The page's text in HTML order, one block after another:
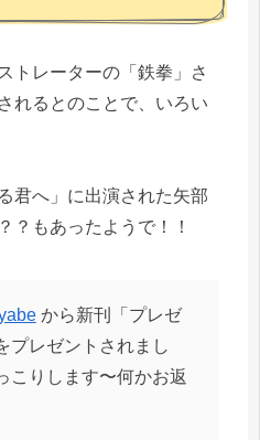
トレーターの「鉄拳」さ
れるとのことで、いろい
君へ」に出演された矢部
？もあったようで！！
から新刊「プレゼ
プレゼントされまし
こりします〜何かお返